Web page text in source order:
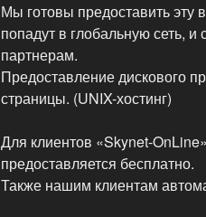
Мы готовы предоставить эту
попадут в глобальную сеть,
партнерам.
Предоставление дискового
страницы. (UNIX-хостинг)
Для клиентов «Skynet-
предоставляется бесплатно.
Также нашим клиентам